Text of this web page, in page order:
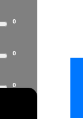
0
0
0